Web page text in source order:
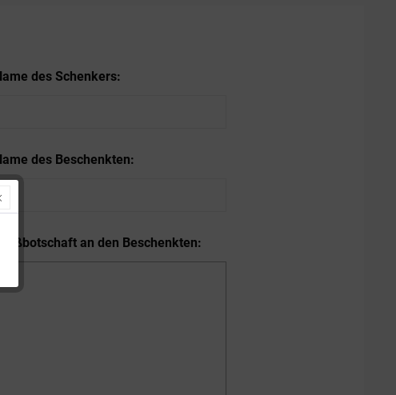
des Schenkers:
des Beschenkten:
Grußbotschaft an den Beschenkten: